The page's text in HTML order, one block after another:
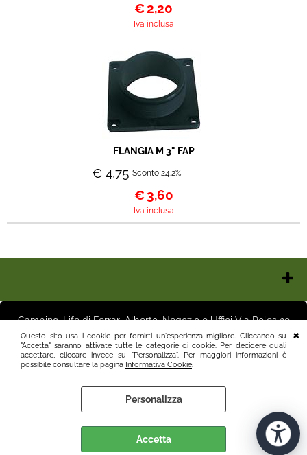
Questo sito usa i cookie per fornirti un'esperienza migliore. Cliccando su
"Accetta" saranno attivate tutte le categorie di cookie. Per decidere quali
accettare, cliccare invece su "Personalizza". Per maggiori informazioni è
possibile consultare la pagina Informativa Cookie.
Personalizza
Accetta
€2,20
Iva inclusa
FLANGIA M 3" FAP
€ 4,75 Sconto 24.2%
€ 3,60
Iva inclusa
Spedizioni
Recesso e Condizioni
Camping-Life di Ferrari Alberto, Negozio e Uffici Via Polesine
16 25125 Brescia (BS) Magazzino Via Friuli 3 25125 Brescia (BS)
Italia P.I.03411250982 info@camping-life.it tel.3887818400
Informativa Cookie Preferenze cookie